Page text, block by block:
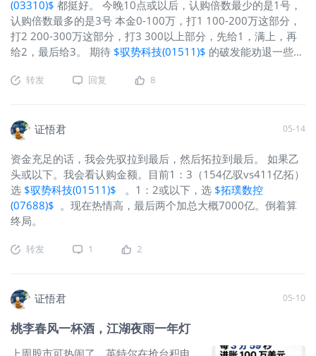
65%+央企，全国产，万卡集群稳定性是杀手锏，利润率断档碾
压CPU云。快手分拆可灵，腾讯闻着味过来了。有好模型缺钱
的VS有钱缺好模型的，有望在恒科内部消化了。再说阿里，目
前真武系列芯片已累计出货56万片，服务了中国电信、中国一
打通了芯片+大模型+云的全栈AI玩家目前就谷歌和
npx-skills-add，朋友说看不懂，看不懂就对了。阿里云正式直
面agent。这点与硅谷的氛围很像：把人排除到工作流之外。目
是
(03310)$ 都挺好。 今晚10点或以后，认购倍数最少的是1号，
认购倍数最多的是3号 本金0-100万，打1 100-200万这部分，
打2 200-300万这部分，打3 300以上部分，先给1，满上，再
给2，最后给3。 期待 $驭势科技(01511)$ 的破发能劝退一些资
转发 回复 8
证悟君 05-14
资金充足的话，我会先驭拉到最后，然后拓拉到最后。 如果乙
头或以下。我会看认购金额。目前1：3（154亿驭vs411亿拓）
选 $驭势科技(01511)$ 。1：2或以下，选 $拓璞数控
(07688)$ 。现在热情高，最后两个加总大概7000亿。倒着算
终局。
转发 1 2
证悟君 05-10
桃李春风一杯酒，江湖夜雨一年灯